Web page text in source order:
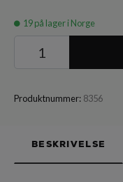
19på lager i Norge
Produktnummer: 8356
BESKRIVELSE